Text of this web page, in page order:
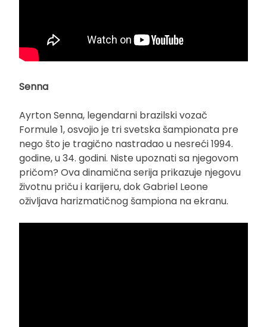
Senna
Ayrton Senna, legendarni brazilski vozač
Formule 1, osvojio je tri svetska šampionata pre
nego što je tragično nastradao u nesreći 1994.
godine, u 34. godini. Niste upoznati sa njegovom
pričom? Ova dinamična serija prikazuje njegovu
životnu priču i karijeru, dok Gabriel Leone
oživljava harizmatičnog šampiona na ekranu.